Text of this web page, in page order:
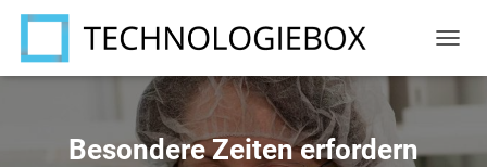
A
A
Besondere Zeiten erfordern